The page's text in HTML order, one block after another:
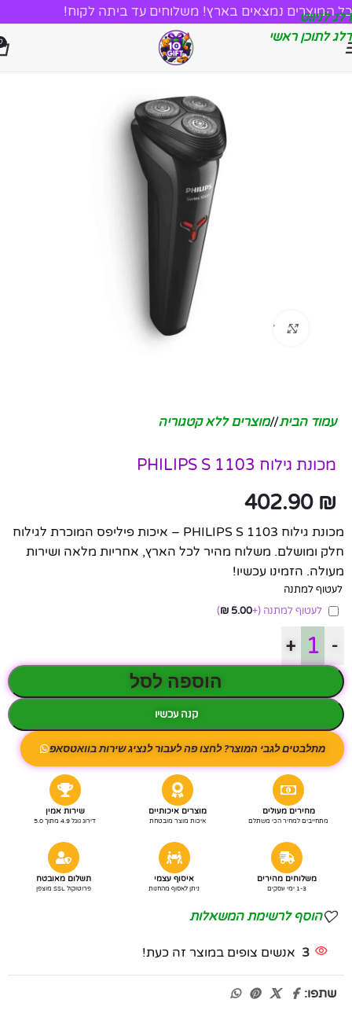
דלג לניווט
דלג לתוכן ראשי
כל המוצרים נמצאים בארץ! משלוחים עד ביתה לקוח!
לחץ להגדלה
עמוד הבית/ מוצרים ללא קטגוריה
מכונת גילוח PHILIPS S 1103
402.90 ₪
מכונת גילוח PHILIPS S 1103 – איכות פיליפס המוכרת לגילוח
חלק ומושלם. משלוח מהיר לכל הארץ, אחריות מלאה ושירות
מעולה. הזמינו עכשיו!
לעטוף למתנה
לעטוף למתנה (+
5.00
₪
)
-
+
הוספה לסל
קנה עכשיו
מתלבטים לגבי המוצר? לחצו פה לעבור לנציג שירות בוואטסאפ
מחירים מעולים
מתחייבים למחיר הכי משתלם
מוצרים איכותיים
איכות מוצר מובטחת
שירות אמין
דירוג גוגל 4.9 מתוך 5.0
משלוחים מהירים
1-3 ימי עסקים
איסוף עצמי
ניתן לאסוף מהחנות
תשלום מאובטח
פרוטוקול SSL מוצפן
הוסף לרשימת המשאלות
3 אנשים צופים במוצר זה כעת!
שתפו: